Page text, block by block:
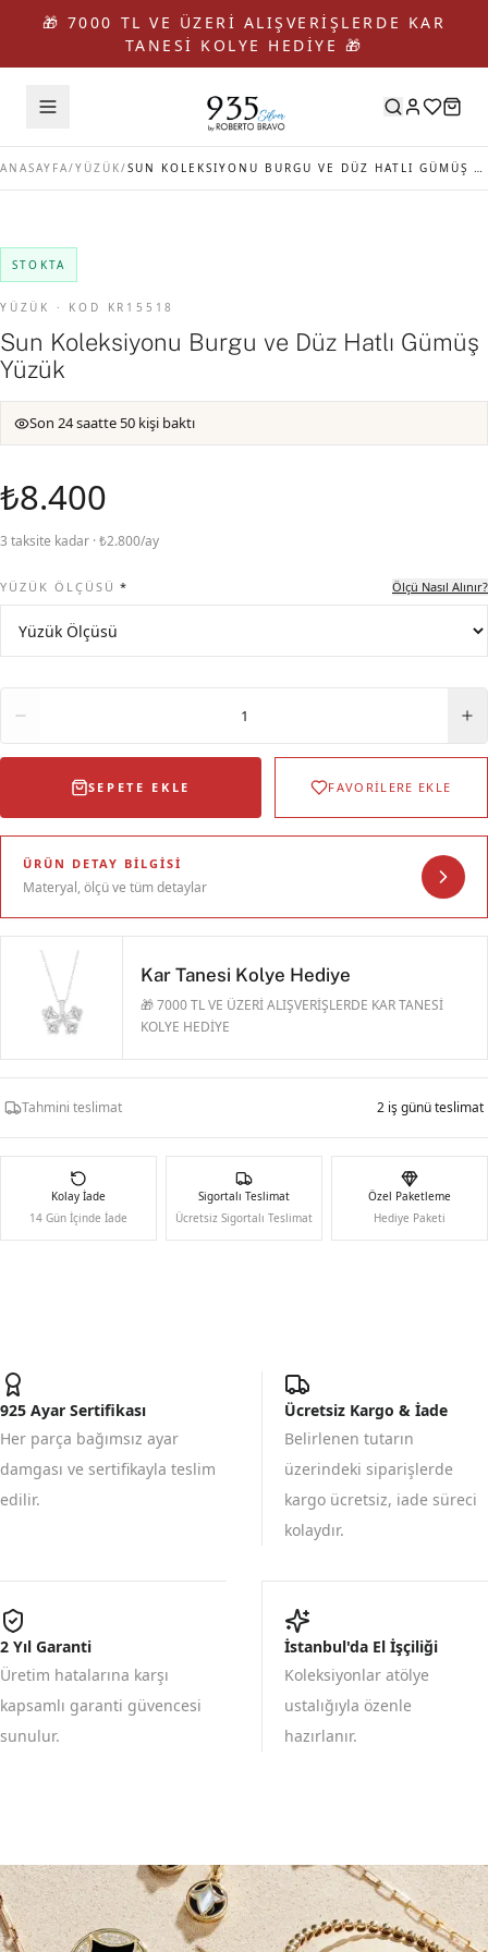
🎁 7000 TL VE ÜZERİ ALIŞVERİŞLERDE KAR
TANESİ KOLYE HEDİYE 🎁
ANASAYFA/YÜZÜK/ SUN KOLEKSIYONU BURGU VE DÜZ HATLI GÜMÜŞ YÜZÜK
STOKTA
YÜZÜK · KOD KR15518
Sun Koleksiyonu Burgu ve Düz Hatlı Gümüş
Yüzük
Son 24 saatte 50 kişi baktı
₺8.400
3 taksite kadar · ₺2.800/ay
YÜZÜK ÖLÇÜSÜ * Ölçü Nasıl Alınır?
1
SEPETE EKLE FAVORİLERE EKLE
ÜRÜN DETAY BILGISI
Materyal, ölçü ve tüm detaylar
Kar Tanesi Kolye Hediye
🎁 7000 TL VE ÜZERİ ALIŞVERİŞLERDE KAR TANESİ
KOLYE HEDİYE
Tahmini teslimat 2 iş günü teslimat
Kolay İade
14 Gün İçinde İade
Sigortalı Teslimat
Ücretsiz Sigortalı Teslimat
Özel Paketleme
Hediye Paketi
925 Ayar Sertifikası
Her parça bağımsız ayar
damgası ve sertifikayla teslim
edilir.
Ücretsiz Kargo & İade
Belirlenen tutarın
üzerindeki siparişlerde
kargo ücretsiz, iade süreci
kolaydır.
2 Yıl Garanti
Üretim hatalarına karşı
kapsamlı garanti güvencesi
sunulur.
İstanbul'da El İşçiliği
Koleksiyonlar atölye
ustalığıyla özenle
hazırlanır.